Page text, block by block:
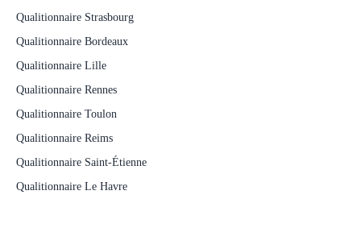
Qualitionnaire Strasbourg
Qualitionnaire Bordeaux
Qualitionnaire Lille
Qualitionnaire Rennes
Qualitionnaire Toulon
Qualitionnaire Reims
Qualitionnaire Saint-Étienne
Qualitionnaire Le Havre